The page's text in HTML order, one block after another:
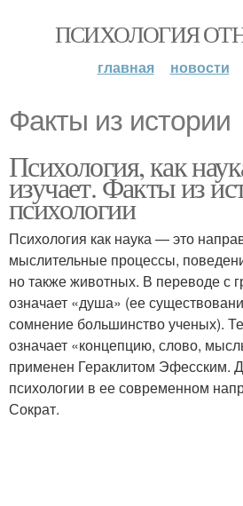
ПСИХОЛОГИЯ
главная новости
Факты из истории
Психология, как
изучает. Факты из
психологии
Психология как наука — это
мыслительные процессы,
но также животных. В переводе с
означает «душа» (ее
сомнение большинство ученых).
означает «концепцию, слово,
применен Гераклитом Эфесским.
психологии в ее современном
Сократ.